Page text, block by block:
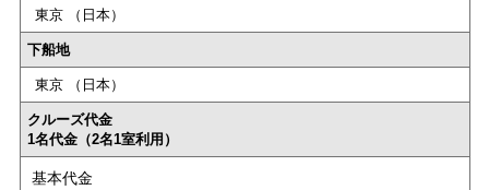
東京 （日本）
下船地
東京 （日本）
クルーズ代金
1名代金（2名1室利用）
基本代金